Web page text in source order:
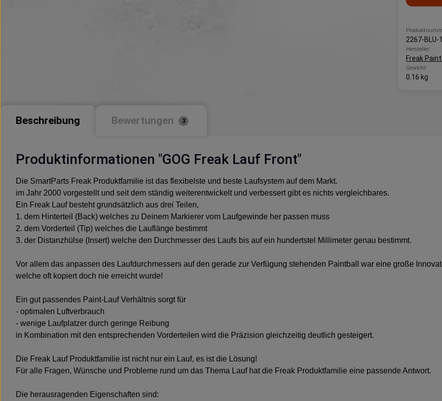
2267-BLU-
Hersteller:
Freak
Gewicht:
0.16 kg
Beschreibung Bewertungen 3
Produktinformationen "GOG Freak Lauf Front"
Die SmartParts Freak Produktfamilie ist das flexibelste und beste Laufsystem auf dem Markt.
im Jahr 2000 vorgestellt und seit dem ständig weiterentwickelt und verbessert gibt es nichts vergleichbares.
Ein Freak Lauf besteht grundsätzlich aus drei Teilen,
1. dem Hinterteil (Back) welches zu Deinem Markierer vom Laufgewinde her passen muss
2. dem Vorderteil (Tip) welches die Lauflänge bestimmt
3. der Distanzhülse (Insert) welche den Durchmesser des Laufs bis auf ein hundertstel Millimeter genau bestimmt.
Vor allem das anpassen des Laufdurchmessers auf den gerade zur Verfügung stehenden Paintball war eine große
welche oft kopiert doch nie erreicht wurde!
Ein gut passendes Paint-Lauf Verhältnis sorgt für
- optimalen Luftverbrauch
- wenige Laufplatzer durch geringe Reibung
in Kombination mit den entsprechenden Vorderteilen wird die Präzision gleichzeitig deutlich gesteigert.
Die Freak Lauf Produktfamilie ist nicht nur ein Lauf, es ist die Lösung!
Für alle Fragen, Wünsche und Probleme rund um das Thema Lauf hat die Freak Produktfamilie eine passende Antwort.
Die herausragenden Eigenschaften sind: